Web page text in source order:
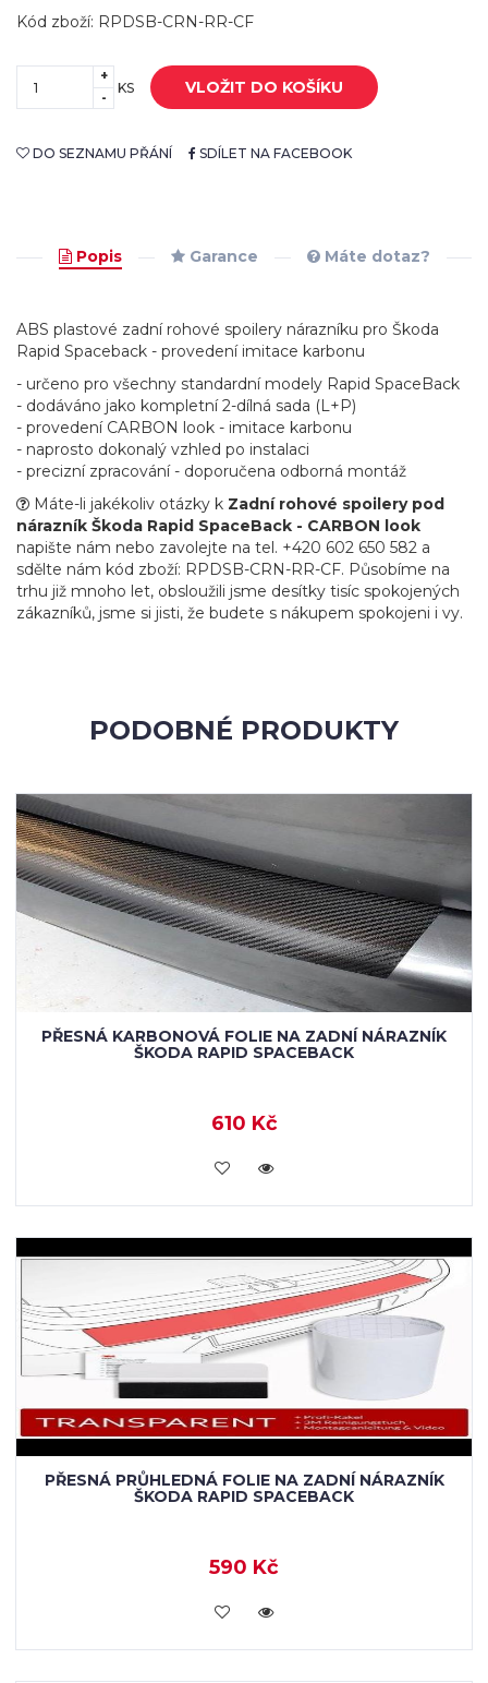
Kód zboží: RPDSB-CRN-RR-CF
+
-
KS VLOŽIT DO KOŠÍKU
DO SEZNAMU PŘÁNÍ SDÍLET NA FACEBOOK
Popis Garance Máte dotaz?
ABS plastové zadní rohové spoilery nárazníku pro Škoda
Rapid Spaceback - provedení imitace karbonu
- určeno pro všechny standardní modely Rapid SpaceBack
- dodáváno jako kompletní 2-dílná sada (L+P)
- provedení CARBON look - imitace karbonu
- naprosto dokonalý vzhled po instalaci
- precizní zpracování - doporučena odborná montáž
Máte-li jakékoliv otázky k Zadní rohové spoilery pod
nárazník Škoda Rapid SpaceBack - CARBON look
napište nám nebo zavolejte na tel. +420 602 650 582 a
sdělte nám kód zboží: RPDSB-CRN-RR-CF. Působíme na
trhu již mnoho let, obsloužili jsme desítky tisíc spokojených
zákazníků, jsme si jisti, že budete s nákupem spokojeni i vy.
PODOBNÉ PRODUKTY
PŘESNÁ KARBONOVÁ FOLIE NA ZADNÍ NÁRAZNÍK
ŠKODA RAPID SPACEBACK
610 Kč
KOUPIT
PŘESNÁ PRŮHLEDNÁ FOLIE NA ZADNÍ NÁRAZNÍK
ŠKODA RAPID SPACEBACK
590 Kč
KOUPIT